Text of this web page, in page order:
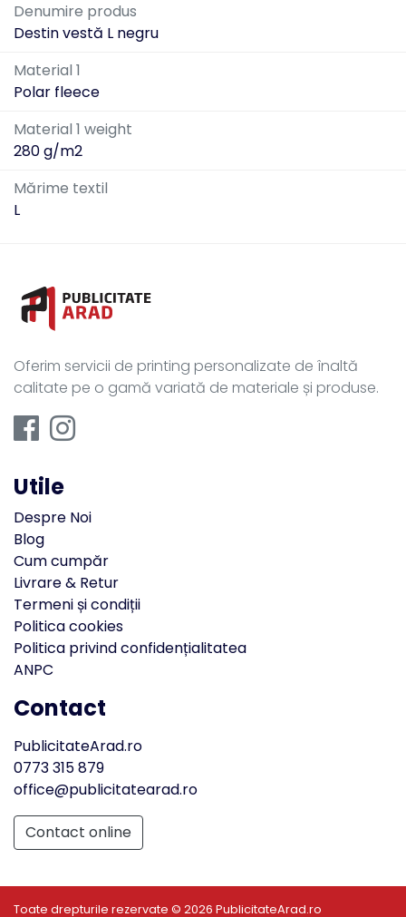
Denumire produs
Destin vestă L negru
Material 1
Polar fleece
Material 1 weight
280 g/m2
Mărime textil
L
Oferim servicii de printing personalizate de înaltă
calitate pe o gamă variată de materiale și produse.
Utile
Despre Noi
Blog
Cum cumpăr
Livrare & Retur
Termeni și condiții
Politica cookies
Politica privind confidențialitatea
ANPC
Contact
PublicitateArad.ro
0773 315 879
office@publicitatearad.ro
Contact online
Toate drepturile rezervate © 2026 PublicitateArad.ro